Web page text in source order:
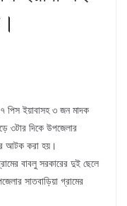
পিস ইয়াবাসহ ৩ জন মাদক
৩টার দিকে উপজেলার
আটক করা হয়।
বাবলু সরকারের দুই ছেলে
সাতবাড়িয়া গ্রামের